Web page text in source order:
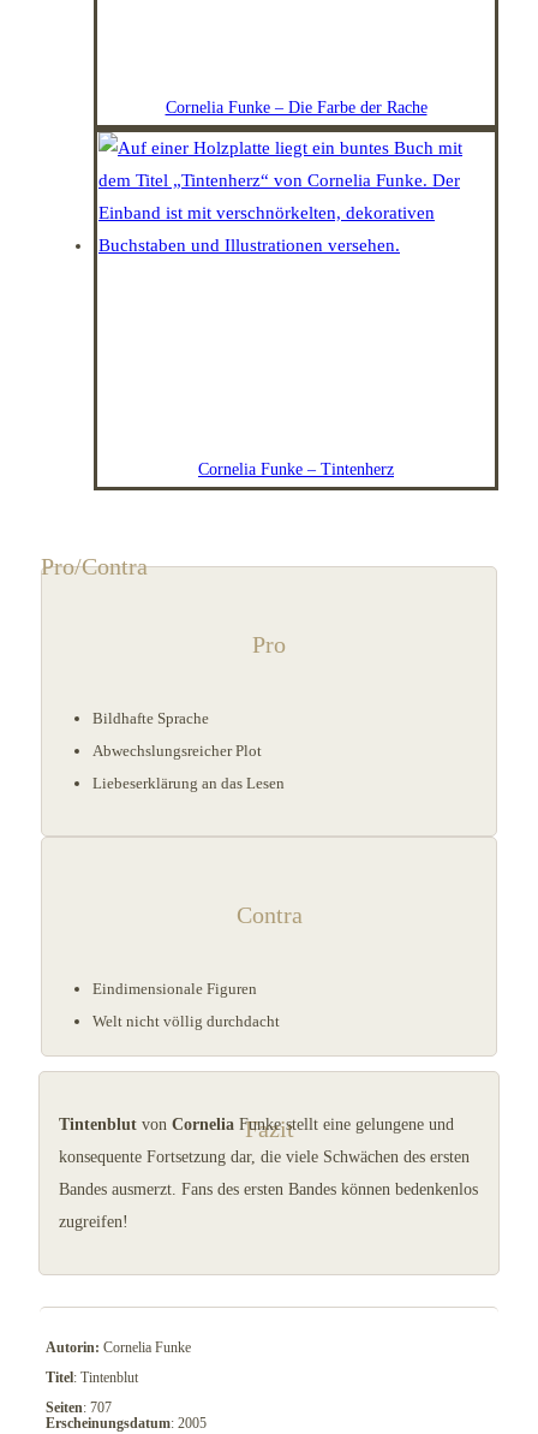
Cornelia Funke – Die Farbe der Rache
Cornelia Funke – Tintenherz
Pro/Contra
Pro
Bildhafte Sprache
Abwechslungsreicher Plot
Liebeserklärung an das Lesen
Contra
Eindimensionale Figuren
Welt nicht völlig durchdacht
Fazit
Tintenblut von Cornelia Funke stellt eine gelungene und
konsequente Fortsetzung dar, die viele Schwächen des ersten
Bandes ausmerzt. Fans des ersten Bandes können bedenkenlos
zugreifen!
Autorin: Cornelia Funke
Titel: Tintenblut
Seiten: 707
Erscheinungsdatum: 2005